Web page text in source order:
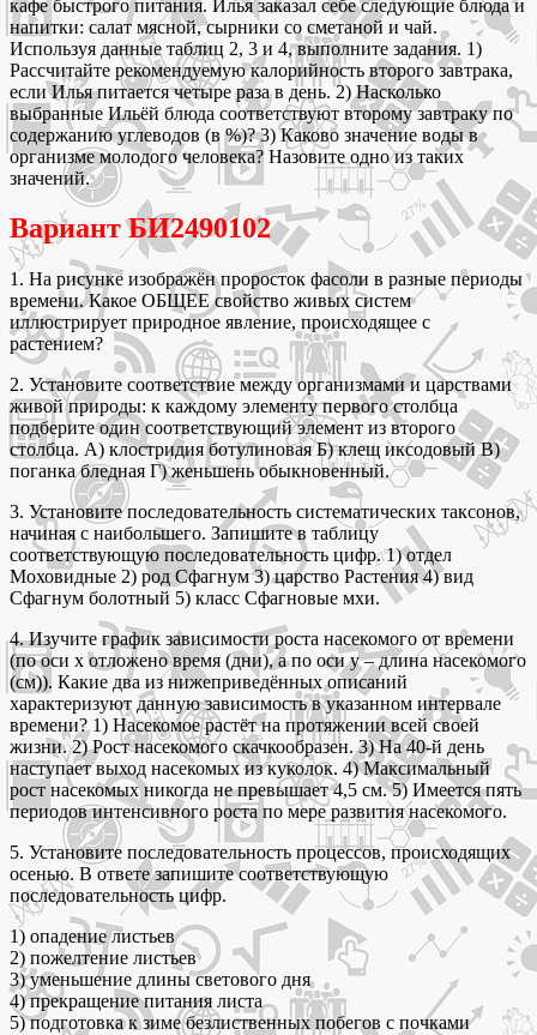
кафе быстрого питания. Илья заказал себе следующие блюда и
напитки: салат мясной, сырники со сметаной и чай.
Используя данные таблиц 2, 3 и 4, выполните задания. 1)
Рассчитайте рекомендуемую калорийность второго завтрака,
если Илья питается четыре раза в день. 2) Насколько
выбранные Ильёй блюда соответствуют второму завтраку по
содержанию углеводов (в %)? 3) Каково значение воды в
организме молодого человека? Назовите одно из таких
значений.
Вариант БИ2490102
1. На рисунке изображён проросток фасоли в разные периоды
времени. Какое ОБЩЕЕ свойство живых систем
иллюстрирует природное явление, происходящее с
растением?
2. Установите соответствие между организмами и царствами
живой природы: к каждому элементу первого столбца
подберите один соответствующий элемент из второго
столбца. А) клостридия ботулиновая Б) клещ иксодовый В)
поганка бледная Г) женьшень обыкновенный.
3. Установите последовательность систематических таксонов,
начиная с наибольшего. Запишите в таблицу
соответствующую последовательность цифр. 1) отдел
Моховидные 2) род Сфагнум 3) царство Растения 4) вид
Сфагнум болотный 5) класс Сфагновые мхи.
4. Изучите график зависимости роста насекомого от времени
(по оси х отложено время (дни), а по оси у – длина насекомого
(см)). Какие два из нижеприведённых описаний
характеризуют данную зависимость в указанном интервале
времени? 1) Насекомое растёт на протяжении всей своей
жизни. 2) Рост насекомого скачкообразен. 3) На 40-й день
наступает выход насекомых из куколок. 4) Максимальный
рост насекомых никогда не превышает 4,5 см. 5) Имеется пять
периодов интенсивного роста по мере развития насекомого.
5. Установите последовательность процессов, происходящих
осенью. В ответе запишите соответствующую
последовательность цифр.
1) опадение листьев
2) пожелтение листьев
3) уменьшение длины светового дня
4) прекращение питания листа
5) подготовка к зиме безлиственных побегов с почками